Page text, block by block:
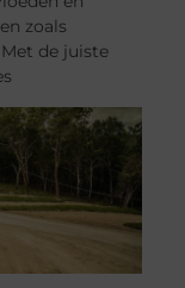
zoals
de juiste